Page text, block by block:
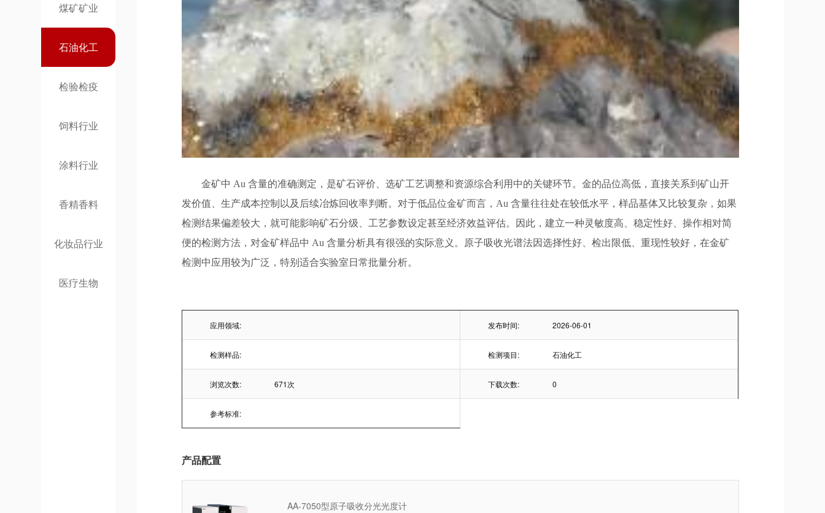
煤矿矿业
石油化工
检验检疫
饲料行业
涂料行业
香精香料
化妆品行业
医疗生物
金矿中 Au含量的准确测定，是矿石评价、选矿工艺调整和资源综合利用中的关键环节。金的品位高低，直接关系到矿山开
发价值、生产成本控制以及后续冶炼回收率判断。对于低品位金矿而言， Au含量往往处在较低水平，样品基体又比较复杂，如果
检测结果偏差较大，就可能影响矿石分级、工艺参数设定甚至经济效益评估。因此，建立一种灵敏度高、稳定性好、操作相对简
便的检测方法，对金矿样品中 Au含量分析具有很强的实际意义。原子吸收光谱法因选择性好、检出限低、重现性较好，在金矿
检测中应用较为广泛，特别适合实验室日常批量分析。
应用领域: 发布时间: 2026-06-01
检测样品: 检测项目: 石油化工
浏览次数: 671次 下载次数: 0
参考标准:
产品配置
AA-7050型原子吸收分光光度计